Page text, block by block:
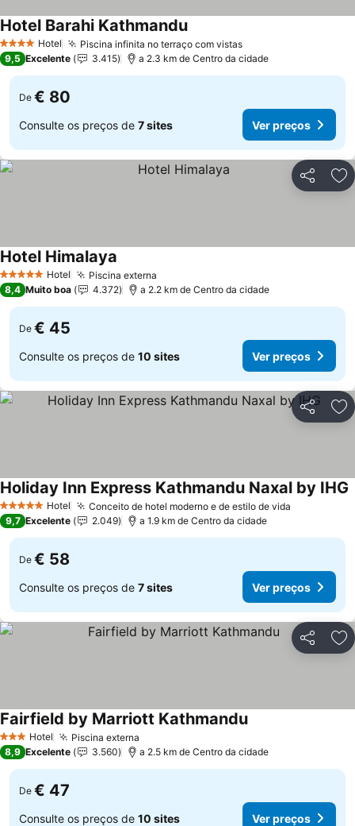
4 EstrelasHotel Piscina infinita no terraço com vistas
Hotel Barahi Kathmandu
9,5 Excelente 3.415 a 2.3 km de Centro da cidade
De € 80
Consulte os preços de 7 sites Ver preços
Partilhar
5 Estrelas Hotel Piscina externa
Hotel Himalaya
8,4 Muito boa 4.372 a 2.2 km de Centro da cidade
De € 45
Consulte os preços de 10 sites Ver preços
Partilhar
5 Estrelas Hotel Conceito de hotel moderno e de estilo de vida
Holiday Inn Express Kathmandu Naxal by IHG
9,7 Excelente 2.049 a 1.9 km de Centro da cidade
De € 58
Consulte os preços de 7 sites Ver preços
Partilhar
3 EstrelasHotel Piscina externa
Fairfield by Marriott Kathmandu
8,9 Excelente 3.560 a 2.5 km de Centro da cidade
De € 47
Consulte os preços de 10 sites Ver preços